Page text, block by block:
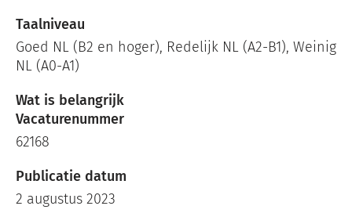
Taalniveau
Goed NL (B2 en hoger), Redelijk NL (A2-B1), Weinig
NL (A0-A1)
Wat is belangrijk
Vacaturenummer
62168
Publicatie datum
2 augustus 2023